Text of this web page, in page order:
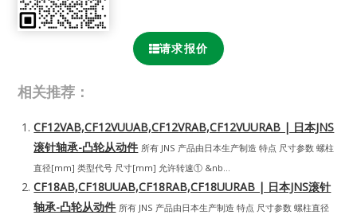
请求报价
相关推荐：
CF12VAB,CF12VUUAB,CF12VRAB,CF12VUURAB | 日本JNS
滚针轴承-凸轮从动件 所有 JNS 产品由日本生产制造 特点 尺寸参数 螺柱
直径[mm] 类型代号 尺寸[mm] 允许转速① &nb...
CF18AB,CF18UUAB,CF18RAB,CF18UURAB | 日本JNS滚针
轴承-凸轮从动件 所有 JNS 产品由日本生产制造 特点 尺寸参数 螺柱直径